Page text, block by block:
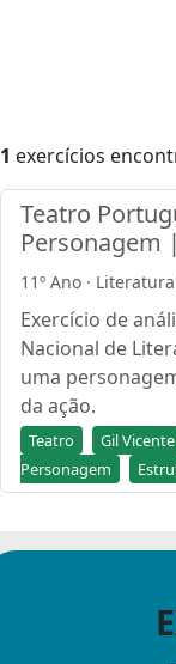
1 exercícios
Teatro
Personagem
11º Ano ·
Exercício de
Nacional de
uma
da ação.
Teatro Gil Vicente
Personagem